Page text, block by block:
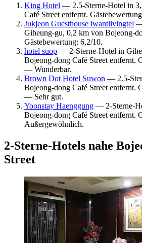
King Hotel — 2.5-Sterne-Hotel in
Café Street entfernt.
Jukjeon Guesthouse iwantlivingtel —
Giheung-gu, 0,2 km von Bojeong-
Gästebewertung: 6,2/10.
hotel suop — 2-Sterne-Hotel in
Bojeong-dong Café Street entfernt.
— Wunderbar.
Brown Dot Hotel Suwon — 2.5-
Bojeong-dong Café Street entfernt.
— Sehr gut.
Yoonstay Haenggung — 2-Sterne-
Bojeong-dong Café Street entfernt.
Außergewöhnlich.
2-Sterne-Hotels nahe
Street